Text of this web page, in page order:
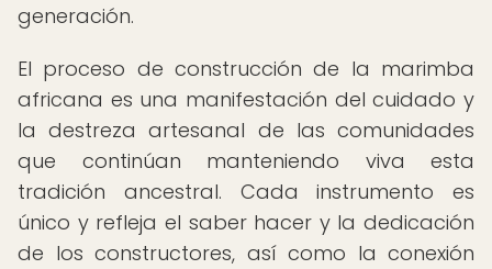
generación.
El proceso de construcción de la marimba
africana es una manifestación del cuidado y
la destreza artesanal de las comunidades
que continúan manteniendo viva esta
tradición ancestral. Cada instrumento es
único y refleja el saber hacer y la dedicación
de los constructores, así como la conexión